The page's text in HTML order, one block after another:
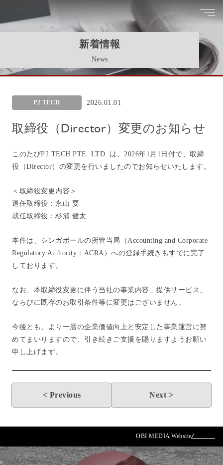
Home
新着情報
当社について
採用情報
OBI MEDIA Website
新着情報
News
2026.01.01
P2 TECH
取締役（Director）変更のお知らせ
このたびP2 TECH PTE. LTD. は、2026年1月1日付で、取締
役（Director）の変更を行いましたのでお知らせいたします。
＜取締役変更内容＞
退任取締役：永山 要
就任取締役：杉浦 健太
本件は、シンガポールの所管当局（Accounting and Corporate
Regulatory Authority：ACRA）への登録手続きもすでに完了
しております。
なお、本取締役変更に伴う当社の事業内容、提供サービス、
ならびに既存のお取引条件等に変更はございません。
今後とも、より一層の企業価値向上と安定した事業運営に努
めてまいりますので、引き続きご支援を賜りますようお願い
申し上げます。
< Previous Next >